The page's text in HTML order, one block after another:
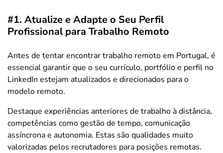
#1. Atualize e Adapte o Seu Perfil
Profissional para Trabalho Remoto
Antes de tentar encontrar trabalho remoto em Portugal, é
essencial garantir que o seu currículo, portfólio e perfil no
LinkedIn estejam atualizados e direcionados para o
modelo remoto.
Destaque experiências anteriores de trabalho à distância,
competências como gestão de tempo, comunicação
assíncrona e autonomia. Estas são qualidades muito
valorizadas pelos recrutadores para posições remotas.